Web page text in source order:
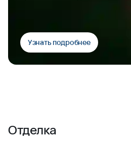
Узнать подробнее
Отделка